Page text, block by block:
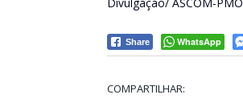
Share WhatsApp
COMPARTILHAR: